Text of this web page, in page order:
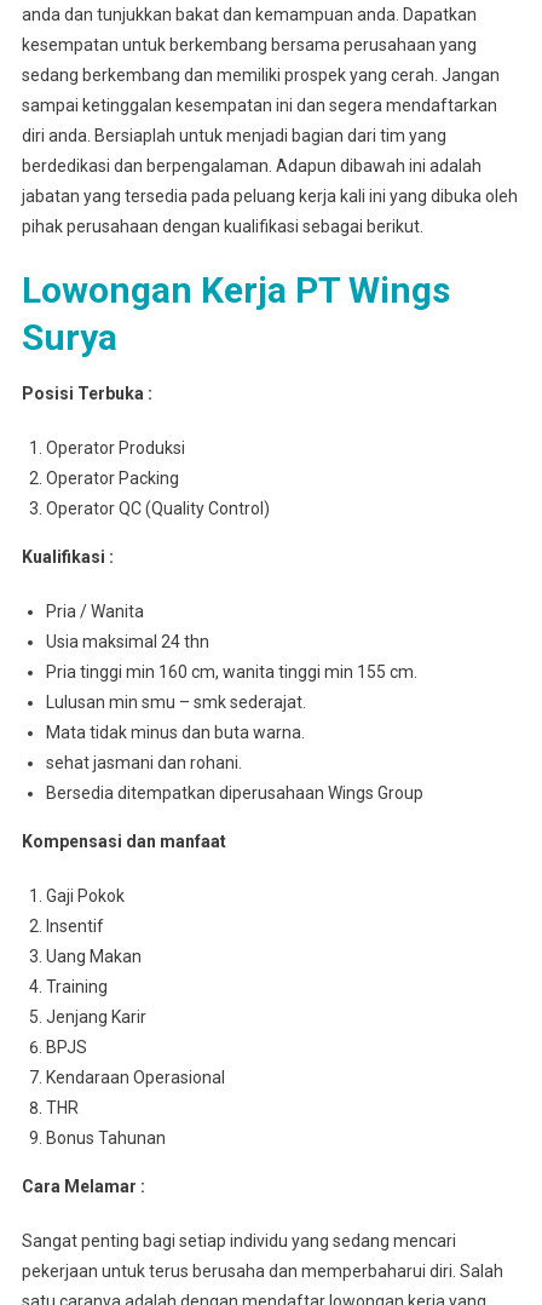
anda dan tunjukkan bakat dan kemampuan anda. Dapatkan
kesempatan untuk berkembang bersama perusahaan yang
sedang berkembang dan memiliki prospek yang cerah. Jangan
sampai ketinggalan kesempatan ini dan segera mendaftarkan
diri anda. Bersiaplah untuk menjadi bagian dari tim yang
berdedikasi dan berpengalaman. Adapun dibawah ini adalah
jabatan yang tersedia pada peluang kerja kali ini yang dibuka oleh
pihak perusahaan dengan kualifikasi sebagai berikut.
Lowongan Kerja PT Wings
Surya
Posisi Terbuka :
Operator Produksi
Operator Packing
Operator QC (Quality Control)
Kualifikasi :
Pria / Wanita
Usia maksimal 24 thn
Pria tinggi min 160 cm, wanita tinggi min 155 cm.
Lulusan min smu – smk sederajat.
Mata tidak minus dan buta warna.
sehat jasmani dan rohani.
Bersedia ditempatkan diperusahaan Wings Group
Kompensasi dan manfaat
Gaji Pokok
Insentif
Uang Makan
Training
Jenjang Karir
BPJS
Kendaraan Operasional
THR
Bonus Tahunan
Cara Melamar :
Sangat penting bagi setiap individu yang sedang mencari
pekerjaan untuk terus berusaha dan memperbaharui diri. Salah